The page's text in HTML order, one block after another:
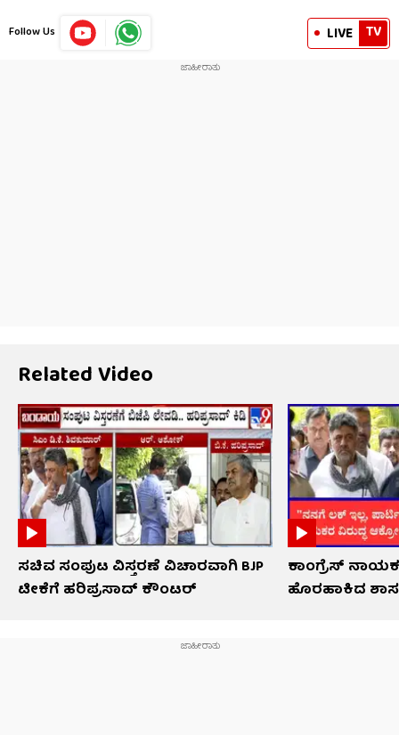
Follow Us LIVE TV
Related Video
ಸಚಿವ ಸಂಪುಟ ವಿಸ್ತರಣೆ ವಿಚಾರವಾಗಿ BJP
ಟೀಕೆಗೆ ಹರಿಪ್ರಸಾದ್ ಕೌಂಟರ್​​
ಕಾಂಗ್ರೆಸ್
ಹೊರಹಾಕಿದ